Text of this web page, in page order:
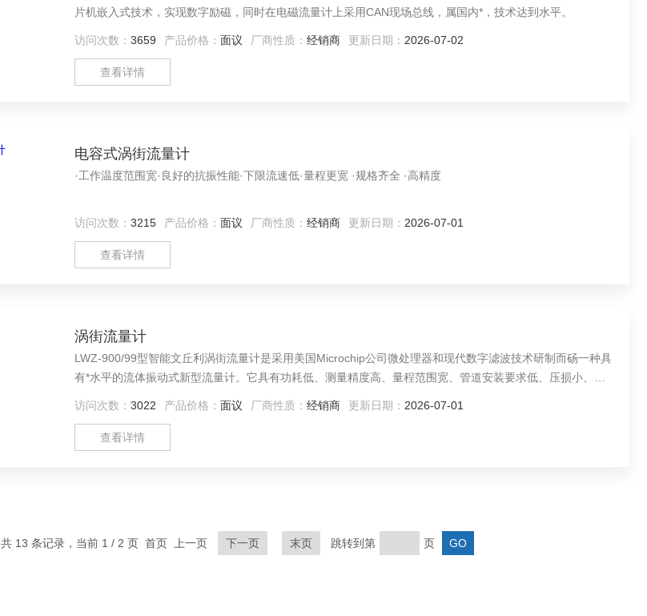
片机嵌入式技术，实现数字励磁，同时在电磁流量计上采用CAN现场总线，属国内*，技术达到水平。
访问次数： 3659 产品价格： 面议 厂商性质： 经销商 更新日期： 2026-07-02
查看详情
电容式涡街流量计
·工作温度范围宽·良好的抗振性能·下限流速低·量程更宽 ·规格齐全 ·高精度
访问次数： 3215 产品价格： 面议 厂商性质： 经销商 更新日期： 2026-07-01
查看详情
涡街流量计
LWZ-900/99型智能文丘利涡街流量计是采用美国Microchip公司微处理器和现代数字滤波技术研制而砀一种具
有*水平的流体振动式新型流量计。它具有功耗低、测量精度高、量程范围宽、管道安装要求低、压损小、抗
访问次数： 3022 产品价格： 面议 厂商性质： 经销商 更新日期： 2026-07-01
查看详情
共 13 条记录，当前 1 / 2 页 首页 上一页 下一页 末页 跳转到第 页